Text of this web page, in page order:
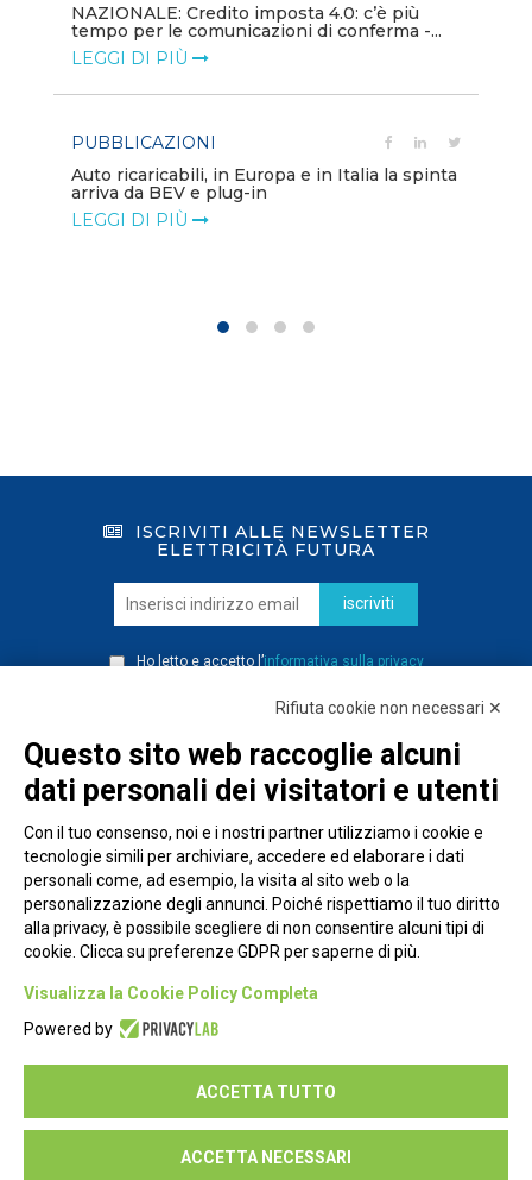
NAZIONALE: Credito imposta 4.0: c’è più
tempo per le comunicazioni di conferma -...
LEGGI DI PIÙ
PUBBLICAZIONI
Auto ricaricabili, in Europa e in Italia la spinta
arriva da BEV e plug-in
LEGGI DI PIÙ
ISCRIVITI ALLE NEWSLETTER
ELETTRICITÀ FUTURA
iscriviti
Ho letto e accetto l’informativa sulla privacy
Piazza Alessandria, 24 - 00198 Roma
Privacy Policy
Seguici su:
Rifiuta cookie non necessari ✕
Questo sito web raccoglie alcuni
dati personali dei visitatori e utenti
Con il tuo consenso, noi e i nostri partner utilizziamo i cookie e
tecnologie simili per archiviare, accedere ed elaborare i dati
personali come, ad esempio, la visita al sito web o la
personalizzazione degli annunci. Poiché rispettiamo il tuo diritto
alla privacy, è possibile scegliere di non consentire alcuni tipi di
cookie. Clicca su preferenze GDPR per saperne di più.
Visualizza la Cookie Policy Completa
Powered by
ACCETTA TUTTO
ACCETTA NECESSARI